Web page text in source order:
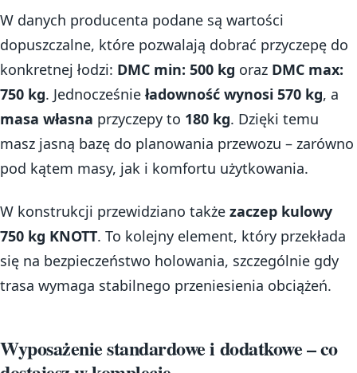
W danych producenta podane są wartości
dopuszczalne, które pozwalają dobrać przyczepę do
konkretnej łodzi: DMC min: 500 kg oraz DMC max:
750 kg. Jednocześnie ładowność wynosi 570 kg, a
masa własna przyczepy to 180 kg. Dzięki temu
masz jasną bazę do planowania przewozu – zarówno
pod kątem masy, jak i komfortu użytkowania.
W konstrukcji przewidziano także zaczep kulowy
750 kg KNOTT. To kolejny element, który przekłada
się na bezpieczeństwo holowania, szczególnie gdy
trasa wymaga stabilnego przeniesienia obciążeń.
Wyposażenie standardowe i dodatkowe – co